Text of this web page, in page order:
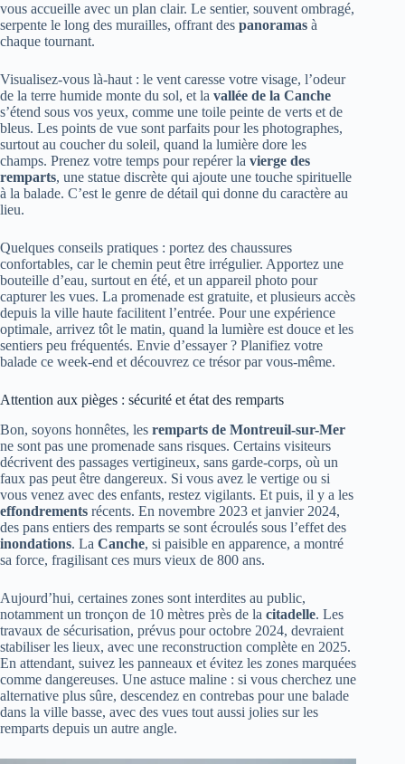
vous accueille avec un plan clair. Le sentier, souvent ombragé,
serpente le long des murailles, offrant des panoramas à
chaque tournant.
Visualisez-vous là-haut : le vent caresse votre visage, l’odeur
de la terre humide monte du sol, et la vallée de la Canche
s’étend sous vos yeux, comme une toile peinte de verts et de
bleus. Les points de vue sont parfaits pour les photographes,
surtout au coucher du soleil, quand la lumière dore les
champs. Prenez votre temps pour repérer la vierge des
remparts, une statue discrète qui ajoute une touche spirituelle
à la balade. C’est le genre de détail qui donne du caractère au
lieu.
Quelques conseils pratiques : portez des chaussures
confortables, car le chemin peut être irrégulier. Apportez une
bouteille d’eau, surtout en été, et un appareil photo pour
capturer les vues. La promenade est gratuite, et plusieurs accès
depuis la ville haute facilitent l’entrée. Pour une expérience
optimale, arrivez tôt le matin, quand la lumière est douce et les
sentiers peu fréquentés. Envie d’essayer ? Planifiez votre
balade ce week-end et découvrez ce trésor par vous-même.
Attention aux pièges : sécurité et état des remparts
Bon, soyons honnêtes, les remparts de Montreuil-sur-Mer
ne sont pas une promenade sans risques. Certains visiteurs
décrivent des passages vertigineux, sans garde-corps, où un
faux pas peut être dangereux. Si vous avez le vertige ou si
vous venez avec des enfants, restez vigilants. Et puis, il y a les
effondrements récents. En novembre 2023 et janvier 2024,
des pans entiers des remparts se sont écroulés sous l’effet des
inondations. La Canche, si paisible en apparence, a montré
sa force, fragilisant ces murs vieux de 800 ans.
Aujourd’hui, certaines zones sont interdites au public,
notamment un tronçon de 10 mètres près de la citadelle. Les
travaux de sécurisation, prévus pour octobre 2024, devraient
stabiliser les lieux, avec une reconstruction complète en 2025.
En attendant, suivez les panneaux et évitez les zones marquées
comme dangereuses. Une astuce maline : si vous cherchez une
alternative plus sûre, descendez en contrebas pour une balade
dans la ville basse, avec des vues tout aussi jolies sur les
remparts depuis un autre angle.